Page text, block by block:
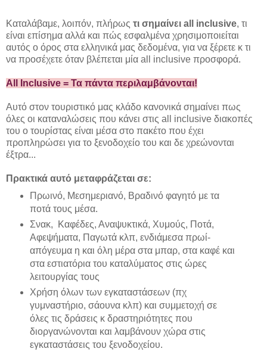
Καταλάβαμε, λοιπόν, πλήρως τι σημαίνει all inclusive, τι
είναι επίσημα αλλά και πώς εσφαλμένα χρησιμοποιείται
αυτός ο όρος στα ελληνικά μας δεδομένα, για να ξέρετε κ τι
να προσέχετε όταν βλέπεται μία all inclusive προσφορά.
All Inclusive = Τα πάντα περιλαμβάνονται!
Αυτό στον τουριστικό μας κλάδο κανονικά σημαίνει πως
όλες οι καταναλώσεις που κάνει στις all inclusive διακοπές
του ο τουρίστας είναι μέσα στο πακέτο που έχει
προπληρώσει για το ξενοδοχείο του και δε χρεώνονται
έξτρα...
Πρακτικά αυτό μεταφράζεται σε:
Πρωινό, Μεσημεριανό, Βραδινό φαγητό με τα
ποτά τους μέσα.
Σνακ, Καφέδες, Αναψυκτικά, Χυμούς, Ποτά,
Αφεψήματα, Παγωτά κλπ, ενδιάμεσα πρωί-
απόγευμα η και όλη μέρα στα μπαρ, στα καφέ και
στα εστιατόρια του καταλύματος στις ώρες
λειτουργίας τους
Χρήση όλων των εγκαταστάσεων (πχ
γυμναστήριο, σάουνα κλπ) και συμμετοχή σε
όλες τις δράσεις κ δραστηριότητες που
διοργανώνονται και λαμβάνουν χώρα στις
εγκαταστάσεις του ξενοδοχείου.